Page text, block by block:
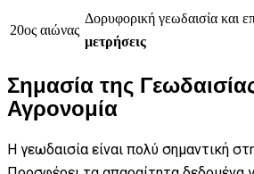
20ος αιώνας
Δορυφορική γεωδαισία και
μετρήσεις
Σημασία της
Αγρονομία
Η γεωδαισία είναι πολύ σημαντική